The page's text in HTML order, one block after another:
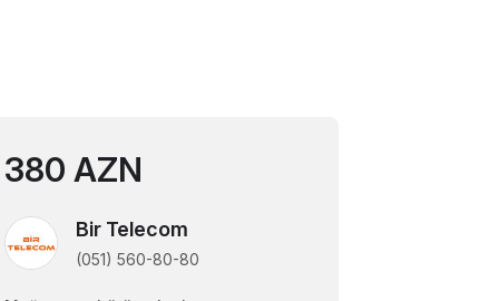
380 AZN
Bir Telecom
(051) 560-80-80